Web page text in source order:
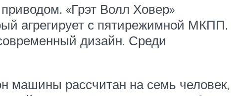
«Грэт Волл Ховер»
агрегирует с пятирежимной МКПП.
дизайн. Среди
машины рассчитан на семь человек,